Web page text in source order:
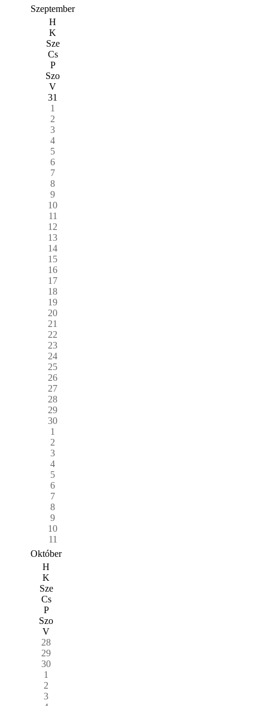
Szeptember
H
K
Sze
Cs
P
Szo
V
31
1
2
3
4
5
6
7
8
9
10
11
12
13
14
15
16
17
18
19
20
21
22
23
24
25
26
27
28
29
30
1
2
3
4
5
6
7
8
9
10
11
Október
H
K
Sze
Cs
P
Szo
V
28
29
30
1
2
3